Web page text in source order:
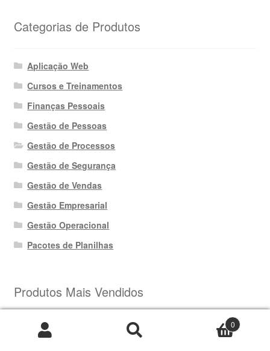
Categorias de Produtos
Aplicação Web
Cursos e Treinamentos
Finanças Pessoais
Gestão de Pessoas
Gestão de Processos
Gestão de Segurança
Gestão de Vendas
Gestão Empresarial
Gestão Operacional
Pacotes de Planilhas
Produtos Mais Vendidos
Ebook Gestão de Riscos PDF: Guia Prático ISO 31000
Pesquisar
Pesquisar
0